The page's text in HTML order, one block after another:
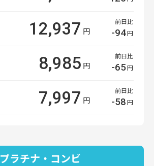
12,937 円
前日比
-94円
8,985 円
前日比
-65円
7,997 円
前日比
-58円
プラチナ・コンビ